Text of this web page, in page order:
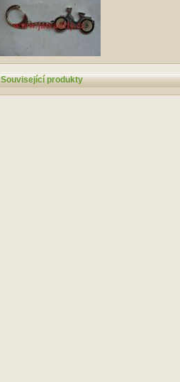
Související produkty